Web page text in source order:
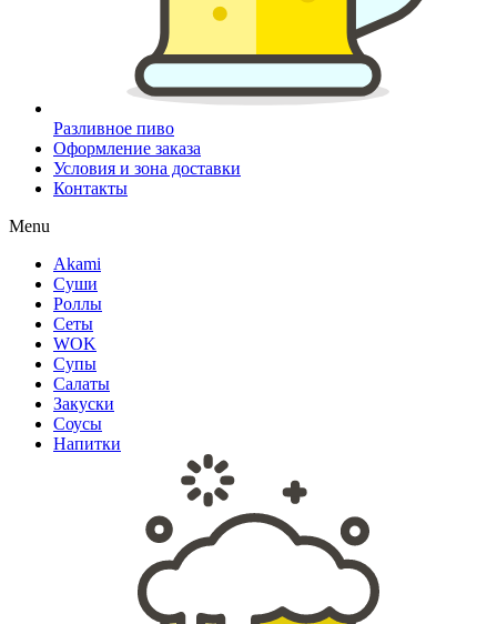
Разливное пиво
Оформление заказа
Условия и зона доставки
Контакты
Menu
Akami
Суши
Роллы
Сеты
WOK
Супы
Салаты
Закуски
Соусы
Напитки